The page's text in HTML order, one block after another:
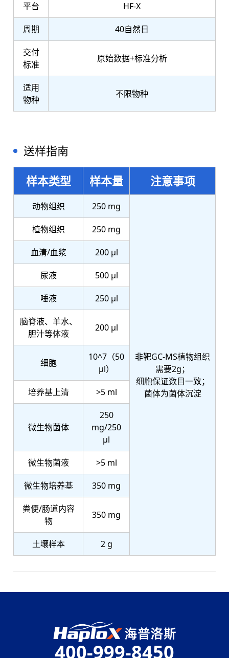
平台
HF-X
周期 40自然日
交付
标准
原始数据+标准分析
适用
物种
不限物种
送样指南
样本类型
样本量 注意事项
动物组织 250 mg
非靶GC-MS植物组织
需要2g；
细胞保证数目一致；
菌体为菌体沉淀
植物组织 250 mg
血清/血浆 200 μl
尿液 500 μl
唾液 250 μl
脑脊液、羊水、
胆汁等体液
200 μl
细胞
10^7（50
μl）
培养基上清 >5 ml
微生物菌体
250
mg/250
μl
微生物菌液 >5 ml
微生物培养基 350 mg
粪便/肠道内容
物
350 mg
土壤样本 2 g
400-999-8450